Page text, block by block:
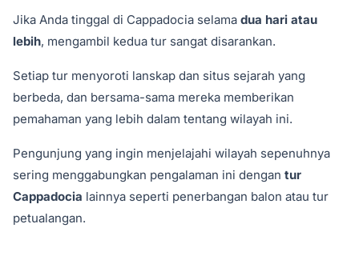
Jika Anda tinggal di Cappadocia selama dua hari atau
lebih, mengambil kedua tur sangat disarankan.
Setiap tur menyoroti lanskap dan situs sejarah yang
berbeda, dan bersama-sama mereka memberikan
pemahaman yang lebih dalam tentang wilayah ini.
Pengunjung yang ingin menjelajahi wilayah sepenuhnya
sering menggabungkan pengalaman ini dengan tur
Cappadocia lainnya seperti penerbangan balon atau tur
petualangan.